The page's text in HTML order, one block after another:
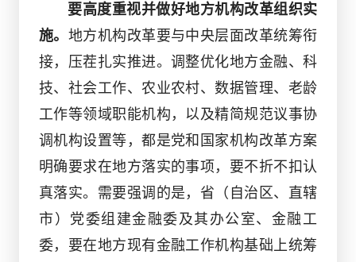
要高度重视并做好地方机构改革组织实
施。 地方机构改革要与中央层面改革统筹衔
接，压茬扎实推进。调整优化地方金融、科
技、社会工作、农业农村、数据管理、老龄
工作等领域职能机构，以及精简规范议事协
调机构设置等，都是党和国家机构改革方案
明确要求在地方落实的事项，要不折不扣认
真落实。需要强调的是，省（自治区、直辖
市）党委组建金融委及其办公室、金融工
委，要在地方现有金融工作机构基础上统筹